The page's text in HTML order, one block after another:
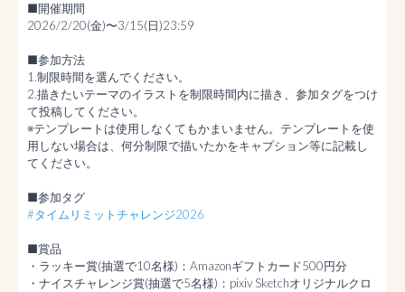
■開催期間
2026/2/20(金)〜3/15(日)23:59
■参加方法
1.制限時間を選んでください。
2.描きたいテーマのイラストを制限時間内に描き、参加タグをつけ
て投稿してください。
※テンプレートは使用しなくてもかまいません。テンプレートを使
用しない場合は、何分制限で描いたかをキャプション等に記載し
てください。
#タイムリミットチャレンジ2026
■賞品
・ラッキー賞(抽選で10名様)：Amazonギフトカード500円分
・ナイスチャレンジ賞(抽選で5名様)：pixiv Sketchオリジナルクロ